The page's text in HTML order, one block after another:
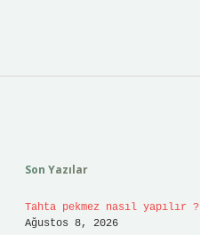
Son Yazılar
Tahta pekmez nasıl yapılır ?
Ağustos 8, 2026